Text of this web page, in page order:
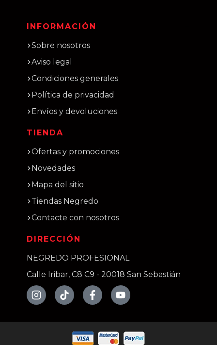
INFORMACIÓN
Sobre nosotros
Aviso legal
Condiciones generales
Política de privacidad
Envíos y devoluciones
TIENDA
Ofertas y promociones
Novedades
Mapa del sitio
Tiendas Negredo
Contacte con nosotros
DIRECCIÓN
NEGREDO PROFESIONAL
Calle Iribar, C8 C9 - 20018 San Sebastián